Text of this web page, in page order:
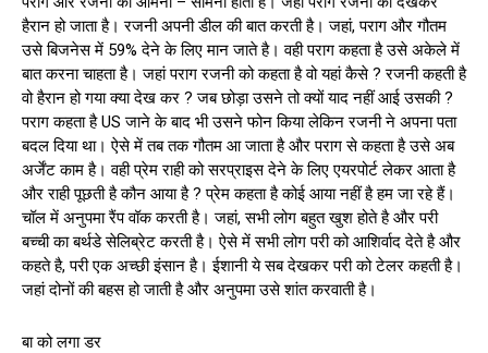
हैरान हो जाता है। रजनी अपनी डील की बात करती है। जहां, पराग और गौतम
उसे बिजनेस में 59% देने के लिए मान जाते है। वही पराग कहता है उसे अकेले में
बात करना चाहता है। जहां पराग रजनी को कहता है वो यहां कैसे ? रजनी कहती है
वो हैरान हो गया क्या देख कर ? जब छोड़ा उसने तो क्यों याद नहीं आई उसकी ?
पराग कहता है US जाने के बाद भी उसने फोन किया लेकिन रजनी ने अपना पता
बदल दिया था। ऐसे में तब तक गौतम आ जाता है और पराग से कहता है उसे अब
अर्जेंट काम है। वही प्रेम राही को सरप्राइस देने के लिए एयरपोर्ट लेकर आता है
और राही पूछती है कौन आया है ? प्रेम कहता है कोई आया नहीं है हम जा रहे हैं।
चॉल में अनुपमा रैंप वॉक करती है। जहां, सभी लोग बहुत खुश होते है और परी
बच्ची का बर्थडे सेलिब्रेट करती है। ऐसे में सभी लोग परी को आशिर्वाद देते है और
कहते है, परी एक अच्छी इंसान है। ईशानी ये सब देखकर परी को टेलर कहती है।
जहां दोनों की बहस हो जाती है और अनुपमा उसे शांत करवाती है।
बा को लगा डर